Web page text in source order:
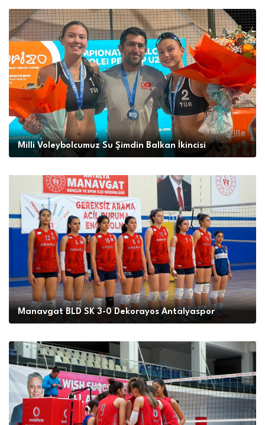
Milli Voleybolcumuz Su Şimdin Balkan İkincisi
Manavgat BLD SK 3-0 Dekorayos Antalyaspor